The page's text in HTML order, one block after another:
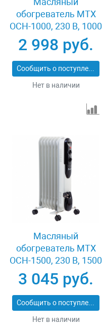
обогреватель MTX
OCH-1000, 230 В, 1000
Вт MATRIX 98301
2 998 руб.
Сообщить о поступлении
Нет в наличии
Масляный
обогреватель MTX
OCH-1500, 230 В, 1500
Вт MATRIX 98302
3 045 руб.
Сообщить о поступлении
Нет в наличии